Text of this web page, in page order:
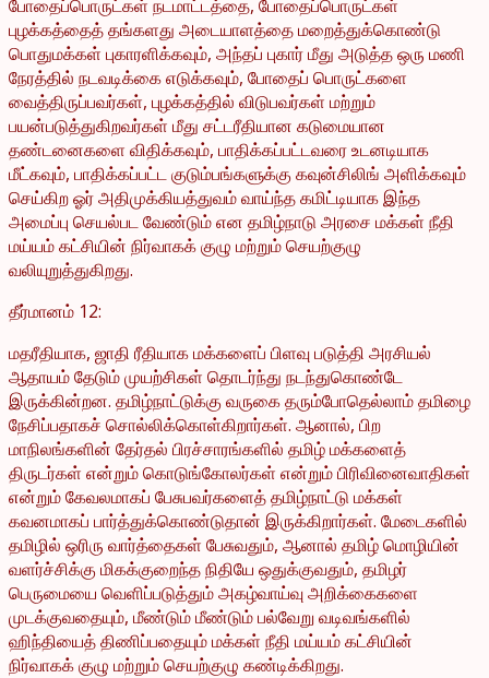
போதைப்பொருட்கள் நடமாட்டத்தை, போதைப்பொருட்கள்
புழக்கத்தைத் தங்களது அடையாளத்தை மறைத்துக்கொண்டு
பொதுமக்கள் புகாரளிக்கவும், அந்தப் புகார் மீது அடுத்த ஒரு மணி
நேரத்தில் நடவடிக்கை எடுக்கவும், போதைப் பொருட்களை
வைத்திருப்பவர்கள், புழக்கத்தில் விடுபவர்கள் மற்றும்
பயன்படுத்துகிறவர்கள் மீது சட்டரீதியான கடுமையான
தண்டனைகளை விதிக்கவும், பாதிக்கப்பட்டவரை உடனடியாக
மீட்கவும், பாதிக்கப்பட்ட குடும்பங்களுக்கு கவுன்சிலிங் அளிக்கவும்
செய்கிற ஓர் அதிமுக்கியத்துவம் வாய்ந்த கமிட்டியாக இந்த
அமைப்பு செயல்பட வேண்டும் என தமிழ்நாடு அரசை மக்கள் நீதி
மய்யம் கட்சியின் நிர்வாகக் குழு மற்றும் செயற்குழு
வலியுறுத்துகிறது.
தீர்மானம் 12:
மதரீதியாக, ஜாதி ரீதியாக மக்களைப் பிளவு படுத்தி அரசியல்
ஆதாயம் தேடும் முயற்சிகள் தொடர்ந்து நடந்துகொண்டே
இருக்கின்றன. தமிழ்நாட்டுக்கு வருகை தரும்போதெல்லாம் தமிழை
நேசிப்பதாகச் சொல்லிக்கொள்கிறார்கள். ஆனால், பிற
மாநிலங்களின் தேர்தல் பிரச்சாரங்களில் தமிழ் மக்களைத்
திருடர்கள் என்றும் கொடுங்கோலர்கள் என்றும் பிரிவினைவாதிகள்
என்றும் கேவலமாகப் பேசுபவர்களைத் தமிழ்நாட்டு மக்கள்
கவனமாகப் பார்த்துக்கொண்டுதான் இருக்கிறார்கள். மேடைகளில்
தமிழில் ஒரிரு வார்த்தைகள் பேசுவதும், ஆனால் தமிழ் மொழியின்
வளர்ச்சிக்கு மிகக்குறைந்த நிதியே ஒதுக்குவதும், தமிழர்
பெருமையை வெளிப்படுத்தும் அகழ்வாய்வு அறிக்கைகளை
முடக்குவதையும், மீண்டும் மீண்டும் பல்வேறு வடிவங்களில்
ஹிந்தியைத் திணிப்பதையும் மக்கள் நீதி மய்யம் கட்சியின்
நிர்வாகக் குழு மற்றும் செயற்குழு கண்டிக்கிறது.